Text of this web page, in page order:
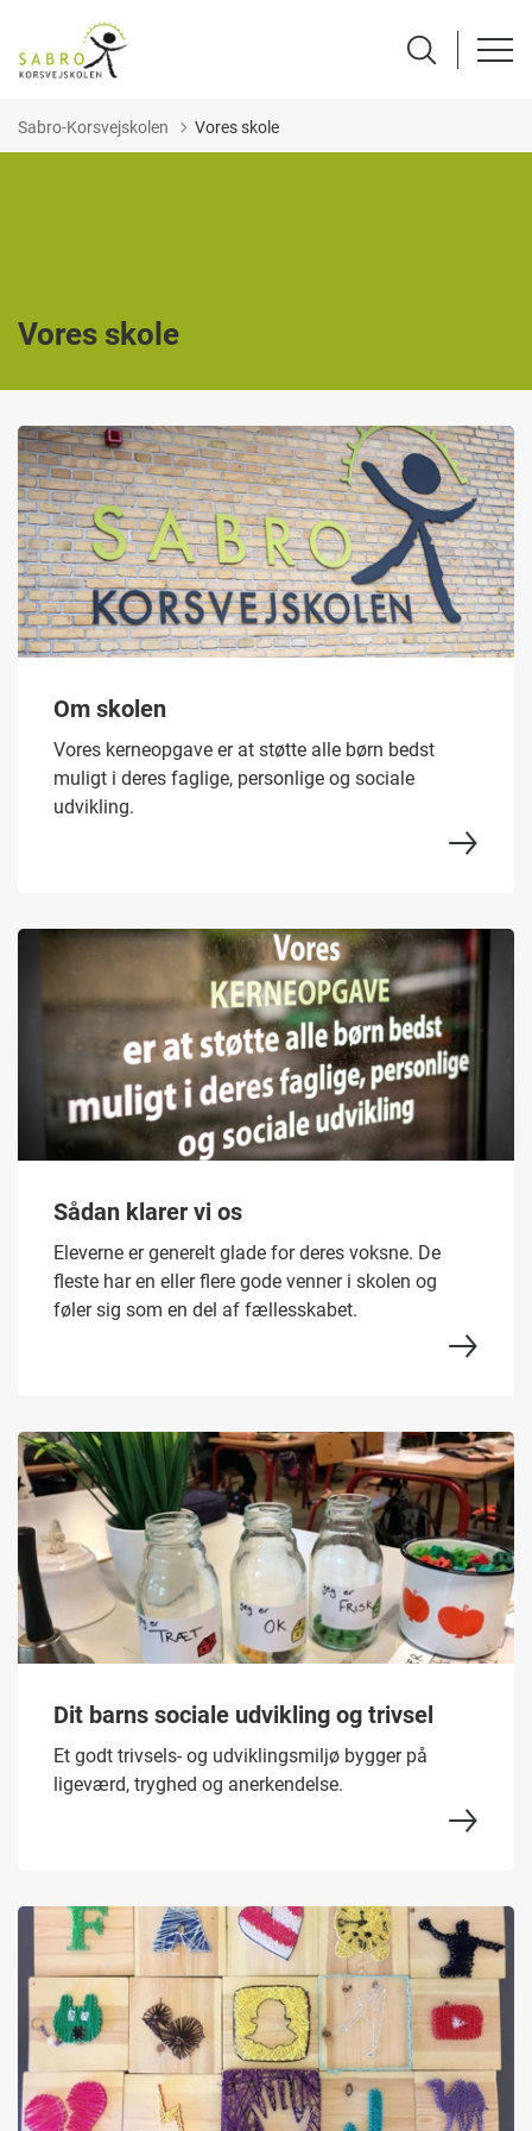
Sabro-Korsvejskolen Vores skole
Vores skole
Om skolen
Vores kerneopgave er at støtte alle børn bedst
muligt i deres faglige, personlige og sociale
udvikling.
Sådan klarer vi os
Eleverne er generelt glade for deres voksne. De
fleste har en eller flere gode venner i skolen og
føler sig som en del af fællesskabet.
Dit barns sociale udvikling og trivsel
Et godt trivsels- og udviklingsmiljø bygger på
ligeværd, tryghed og anerkendelse.